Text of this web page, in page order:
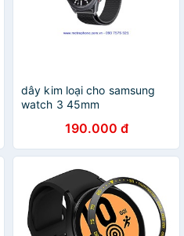
dây kim loại cho samsung
watch 3 45mm
190.000 đ